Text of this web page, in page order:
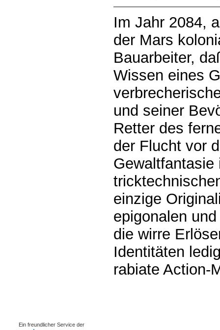
Im Jahr 2084,
der Mars
Bauarbeiter,
Wissen eines
und seiner
Retter des
der Flucht vor
einzige
epigonalen
die wirre
Identitäten
rabiate Action-
Ein freundlicher Service der